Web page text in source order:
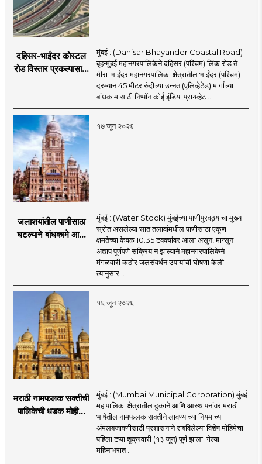
दहिसर-भाईंदर कोस्टल
रोड विस्तार प्रकल्पासाठी
मंजुरीची प्रतीक्षा
मुंबई : (Dahisar Bhayander Coastal Road)
बृहन्मुंबई महानगरपालिकेने दहिसर (पश्चिम) लिंक रोड ते
मीरा-भाईंदर महानगरपालिका क्षेत्रातील भाईंदर (पश्चिम)
दरम्यान 45 मीटर रुंदीच्या उन्नत (एलिव्हेटेड) मार्गाच्या
बांधकामासाठी निप्पॉन कोई इंडिया प्रायव्हेट ..
१७ जून २०२६
जलाशयांतील पाणीसाठा
घटल्याने बांधकामे आणि
निर्बंध
मुंबई : (Water Stock) मुंबईच्या पाणीपुरवठ्याचा मुख्य
स्रोत असलेल्या सात तलावांमधील पाणीसाठा एकूण
क्षमतेच्या केवळ 10.35 टक्क्यांवर आला असून, मान्सून
अद्याप पूर्णपणे सक्रिय न झाल्याने महानगरपालिकेने
मंगळवारी कठोर जलसंवर्धन उपायांची घोषणा केली.
त्यानुसार ..
१६ जून २०२६
मराठी नामफलक सक्तीची
पालिकेची धडक मोहीम;
मुंबई : (Mumbai Municipal Corporation) मुंबई
महापालिका क्षेत्रातील दुकाने आणि आस्थापनांवर मराठी
भाषेतील नामफलक सक्तीने लावण्याच्या नियमाच्या
अंमलबजावणीसाठी प्रशासनाने राबविलेल्या विशेष मोहिमेचा
पहिला टप्पा शुक्रवारी (१३ जून) पूर्ण झाला. गेल्या
महिनाभरात ..